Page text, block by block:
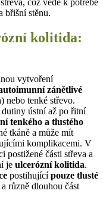
břišní stěnu.
kolitida:
vytvoření
zánětlivé
nebo tenké střevo.
ústní až po řitní
tenkého a tlustého
tkáně a může mít
komplikacemi. V
postižené části střeva a
je ulcerózní kolitida.
postihujícípouze tlusté
různě dlouhou část